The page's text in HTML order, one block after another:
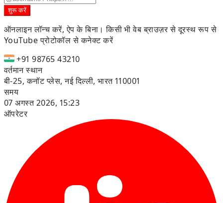
शुरू करें
ऑनलाइन लॉन्च करें, ऐप के बिना।किसी भी वेब ब्राउज़र से दूरस्थ रूप से
YouTube प्रोटोकॉल से कनेक्ट करें
+91 98765 43210
वर्तमान स्थान
बी-25, कनॉट प्लेस, नई दिल्ली, भारत 110001
समय
07 अगस्त 2026, 15:23
ऑपरेटर